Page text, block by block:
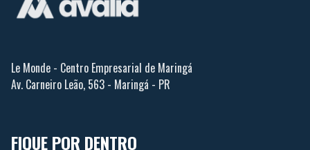
Le Monde - Centro Empresarial de Maringá
Av. Carneiro Leão, 563 - Maringá - PR
FIQUE POR DENTRO